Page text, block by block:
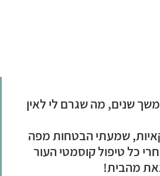
שנים, מה שגרם לי לאין
שמעתי הבטחות מפה
כל טיפול קוסמטי העור
מהבית!